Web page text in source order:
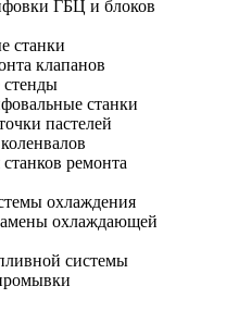
ГБЦ и блоков
станки
клапанов
станки
пастелей
ремонта
охлаждения
охлаждающей
системы